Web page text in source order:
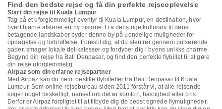
Find den bedste rejse og få din perfekte rejseoplevelse
Start din rejse til Kuala Lumpur
Tag på et uforglemmeligt eventyr til Kuala Lumpur, en destination, hvor
hvert hjørne afslører en ny historie. Fra dens rige kulturarv til dens
betagende landskaber byder denne by på uendelige muligheder for
opdagelse og forbløffelse. Forestil dig, at du slentrer gennem pulserende
gader, smager lokale delikatesser og fordyber dig i byens unikke charme.
Begynd din rejse fra Bali Denpasar, og find den perfekte flybillet til at gøre
din rejse uforglemmelig.
Airpaz som din erfarne rejsepartner
Med Airpaz kan du nemt bestille flybilletter fra Bali Denpasar til Kuala
Lumpur. Som online rejsebureau siden 2011 forstår vi, at alle rejsende
søger noget forskelligt, uanset om det er komfort, hastighed eller pris.
Derfor er Airpaz forpligtet til at tilbyde dig de bedst egnede flymuligheder,